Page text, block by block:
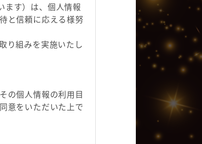
す）は、個人情報
と信頼に応える様努
り組みを実施いたし
の個人情報の利用目
意をいただいた上で